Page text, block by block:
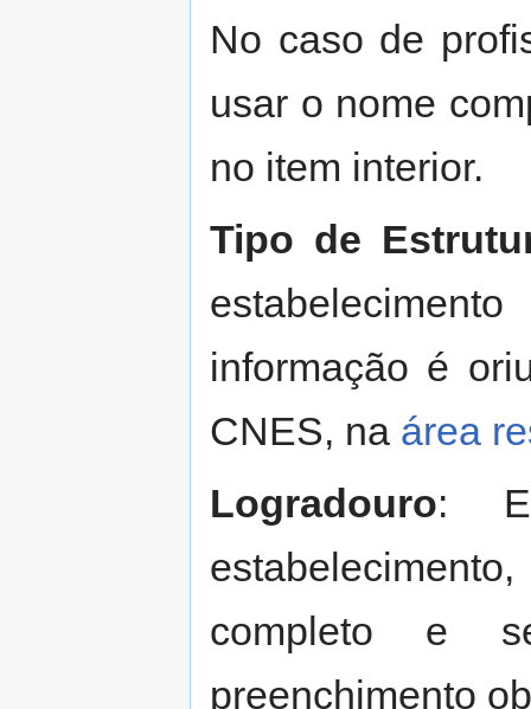
No caso de
usar o nome
no item interior.
Tipo de
informação é
CNES, na área
Logradouro:
completo e
preenchimento